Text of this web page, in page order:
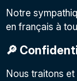
Notre
en français à
🔎
Nous traitons